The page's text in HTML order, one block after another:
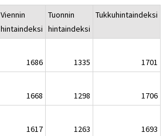
Viennin
hintaindeksi
Tuonnin
hintaindeksi
Tukkuhintaindeksi
1686 1335
1701
1668 1298
1706
1617 1263
1693